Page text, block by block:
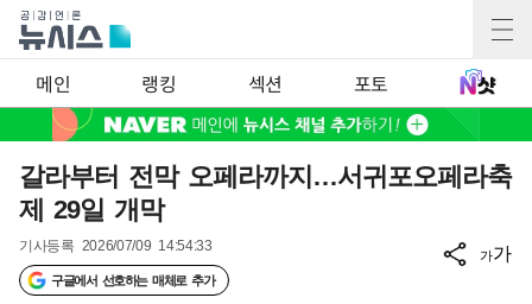
메인 랭킹 섹션 포토
갈라부터 전막 오페라까지…서귀포오페라축
제 29일 개막
기사등록 2026/07/09 14:54:33
구글에서 선호하는 매체로 추가
가가